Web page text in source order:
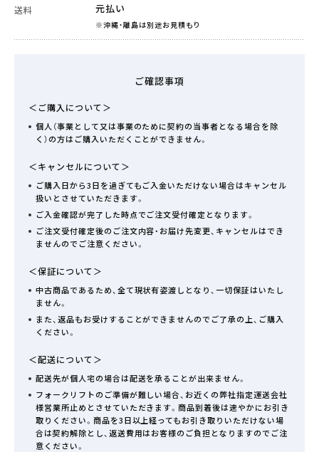
送料 元払い
※沖縄・離島は別途お見積もり
ご確認事項
＜ご購入について＞
個人（事業として又は事業のために契約の当事者となる場合を除
く）の方はご購入いただくことができません。
＜キャンセルについて＞
ご購入日から3日を過ぎてもご入金いただけない場合はキャンセル
扱いとさせていただきます。
ご入金確認が完了した時点でご注文受付確定となります。
ご注文受付確定後のご注文内容・お届け先変更、キャンセルはでき
ませんのでご注意ください。
＜保証について＞
中古商品であるため、全て現状有姿渡しとなり、一切保証はいたし
ません。
また、返品もお受けすることができませんのでご了承の上、ご購入
ください。
＜配送について＞
配送先が個人宅の場合は配送を承ることが出来ません。
フォークリフトのご準備が難しい場合、お近くの弊社指定運送会社
様営業所止めとさせていただきます。商品到着後は速やかにお引き
取りください。商品を3日以上経ってもお引き取りいただけない場
合は契約解除とし、返送費用はお客様のご負担となりますのでご注
意ください。